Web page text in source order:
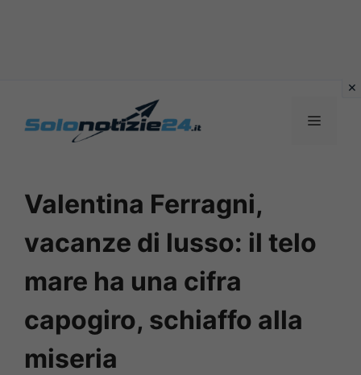
MENU
Valentina Ferragni,
vacanze di lusso: il telo
mare ha una cifra
capogiro, schiaffo alla
miseria